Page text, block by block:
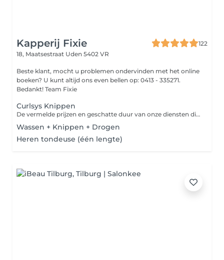
Kapperij Fixie
122
18, Maatsestraat Uden 5402 VR
Beste klant, mocht u problemen ondervinden met het online
boeken? U kunt altijd ons even bellen op: 0413 - 335271.
Bedankt! Team Fixie
Curlsys Knippen
De vermelde prijzen en geschatte duur van onze diensten dienen uitsluitend ter indicatie. Hoewel wij streven naar transparantie en nauwkeurigheid, kunnen deze afhankelijk zijn van individuele omstandigheden, aanvullende wensen of onvoorziene factoren. Voor een nauwkeurige inschatting raden wij aan vooraf contact met ons op te nemen. Hartelijk dank voor uw begrip! :)
Wassen + Knippen + Drogen
Heren tondeuse (één lengte)